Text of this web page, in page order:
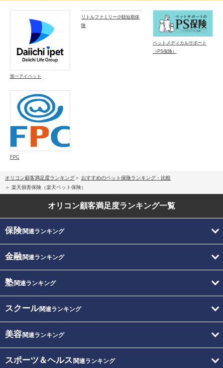
第一アイペット
リトルファミリー少額短期保
険
ペットメディカルサポート
（PS保険）
FPC
オリコン顧客満足度ランキング
おすすめのペット保険ランキング・比較
楽天損害保険（楽天ペット保険）
オリコン顧客満足度ランキング一覧
保険関連ランキング
金融関連ランキング
塾関連ランキング
スクール関連ランキング
美容関連ランキング
スポーツ＆ヘルス 関連ランキング